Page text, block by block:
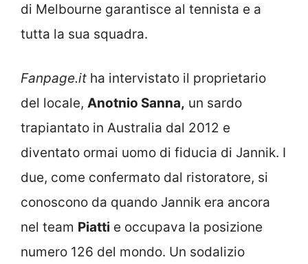
di Melbourne garantisce al tennista e a
tutta la sua squadra.
Fanpage.it ha intervistato il proprietario
del locale, Anotnio Sanna, un sardo
trapiantato in Australia dal 2012 e
diventato ormai uomo di fiducia di Jannik. I
due, come confermato dal ristoratore, si
conoscono da quando Jannik era ancora
nel team Piatti e occupava la posizione
numero 126 del mondo. Un sodalizio